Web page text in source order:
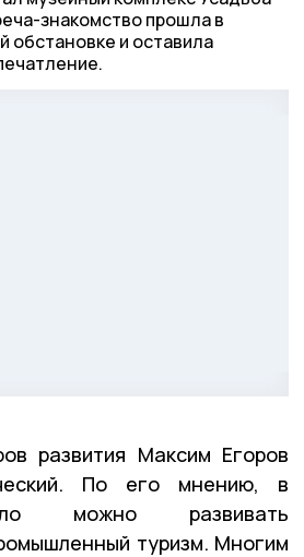
знакомство прошла в
обстановке и оставила
развития Максим Егоров
По его мнению, в
можно развивать
туризм. Многим